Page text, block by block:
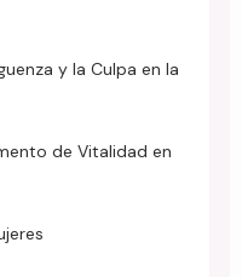
y la Culpa en la
de Vitalidad en